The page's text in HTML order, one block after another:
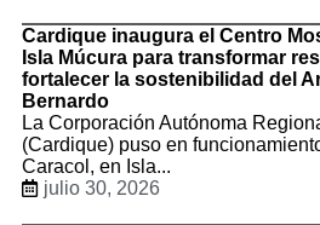
Cardique inaugura el Centro
Isla Múcura para transformar
fortalecer la sostenibilidad del
Bernardo
La Corporación Autónoma
(Cardique) puso en
Caracol, en Isla...
julio 30, 2026